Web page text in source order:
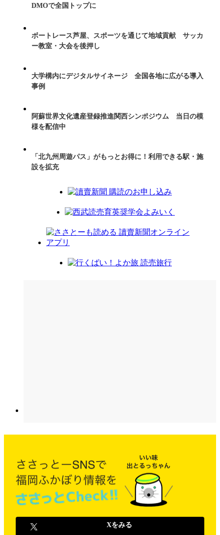
DMOで全国トップに
ボートレース芦屋、スポーツを通じて地域貢献 サッカ
ー教室・大会を後押し
大学構内にデジタルサイネージ 全国各地に広がる導入
事例
阿蘇世界文化遺産登録推進関西シンポジウム 当日の模
様を配信中
「北九州周遊パス」がもっとお得に！利用できる駅・施
設を拡充
Xをみる